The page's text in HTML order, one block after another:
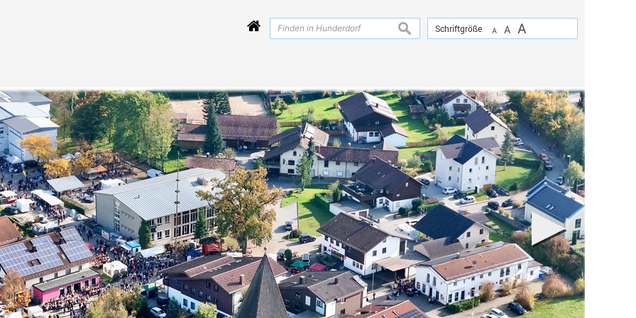
Schriftgröße A A A
suchen